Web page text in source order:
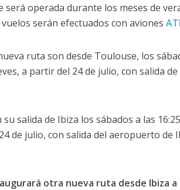
será operada durante los meses de
vuelos serán efectuados con aviones
ruta son desde Toulouse, los
a partir del 24 de julio, con salida
salida de Ibiza los sábados a las
de julio, con salida del aeropuerto de
otra nueva ruta desde Ibiza